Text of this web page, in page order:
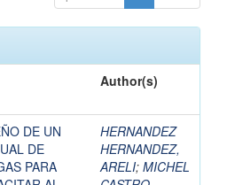
Author(s)
DE UN
DE
PARA
HERNANDEZ
HERNANDEZ,
ARELI; MICHEL